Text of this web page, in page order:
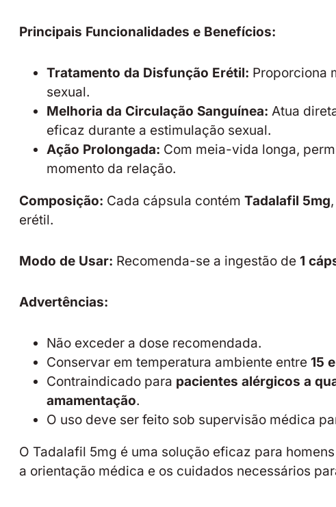
Principais Funcionalidades e Benefícios:
Tratamento da Disfunção Erétil: Proporciona
sexual.
Melhoria da Circulação Sanguínea: Atua
eficaz durante a estimulação sexual.
Ação Prolongada: Com meia-vida longa,
momento da relação.
Composição: Cada cápsula contém Tadalafil 5mg
erétil.
Modo de Usar: Recomenda-se a ingestão de 1
Advertências:
Não exceder a dose recomendada.
Conservar em temperatura ambiente entre 15
Contraindicado para pacientes alérgicos a
amamentação.
O uso deve ser feito sob supervisão médica
O Tadalafil 5mg é uma solução eficaz para
a orientação médica e os cuidados necessários